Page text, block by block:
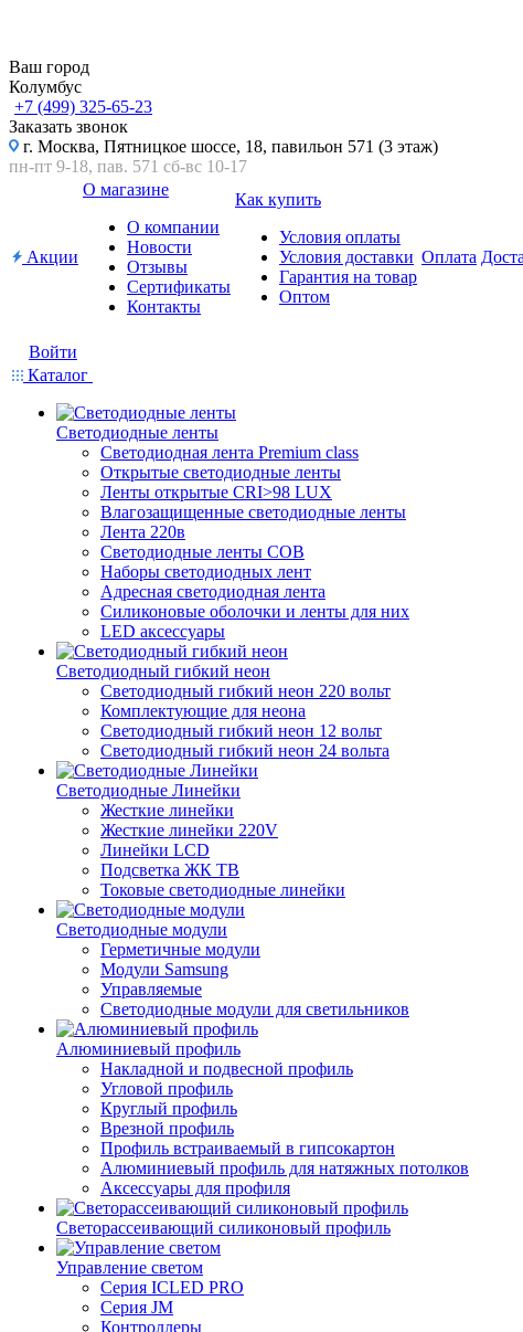
Ваш город
Колумбус
+7 (499) 325-65-23
Заказать звонок
г. Москва, Пятницкое шоссе, 18, павильон 571 (3 этаж)
пн-пт 9-18, пав. 571 сб-вс 10-17
Акции
О магазине
О компании
Новости
Отзывы
Сертификаты
Контакты
Как купить
Условия оплаты
Условия доставки
Гарантия на товар
Оптом
Оплата
Войти
Каталог
Светодиодные ленты
Светодиодная лента Premium class
Открытые светодиодные ленты
Ленты открытые CRI>98 LUX
Влагозащищенные светодиодные ленты
Лента 220в
Светодиодные ленты COB
Наборы светодиодных лент
Адресная светодиодная лента
Силиконовые оболочки и ленты для них
LED аксессуары
Светодиодный гибкий неон
Светодиодный гибкий неон 220 вольт
Комплектующие для неона
Светодиодный гибкий неон 12 вольт
Светодиодный гибкий неон 24 вольта
Светодиодные Линейки
Жесткие линейки
Жесткие линейки 220V
Линейки LCD
Подсветка ЖК ТВ
Токовые светодиодные линейки
Светодиодные модули
Герметичные модули
Модули Samsung
Управляемые
Светодиодные модули для светильников
Алюминиевый профиль
Накладной и подвесной профиль
Угловой профиль
Круглый профиль
Врезной профиль
Профиль встраиваемый в гипсокартон
Алюминиевый профиль для натяжных потолков
Аксессуары для профиля
Светорассеивающий силиконовый профиль
Управление светом
Серия ICLED PRO
Серия JM
Контроллеры